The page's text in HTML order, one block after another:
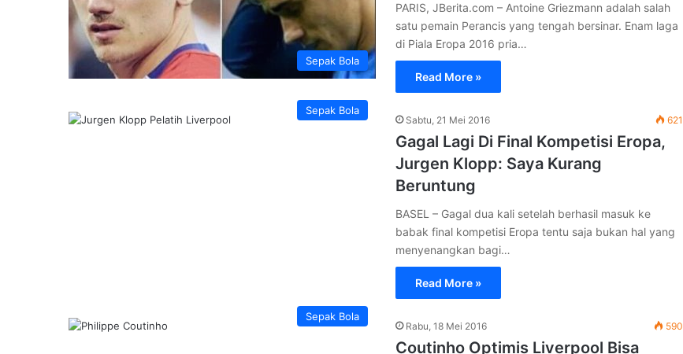
Sepak Bola
PARIS, JBerita.com – Antoine Griezmann adalah salah
satu pemain Perancis yang tengah bersinar. Enam laga
di Piala Eropa 2016 pria…
Read More »
Sepak Bola
Sabtu, 21 Mei 2016 621
Gagal Lagi Di Final Kompetisi Eropa,
Jurgen Klopp: Saya Kurang
Beruntung
BASEL – Gagal dua kali setelah berhasil masuk ke
babak final kompetisi Eropa tentu saja bukan hal yang
menyenangkan bagi…
Read More »
Sepak Bola
Rabu, 18 Mei 2016 590
Coutinho Optimis Liverpool Bisa